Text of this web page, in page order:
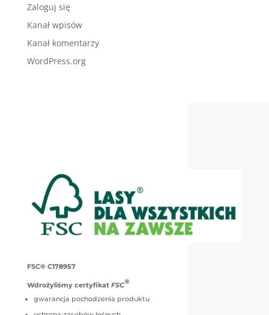
Zaloguj się
Kanał wpisów
Kanał komentarzy
WordPress.org
FSC® C178957
Wdrożyliśmy certyfikat FSC®
gwarancja pochodzenia produktu